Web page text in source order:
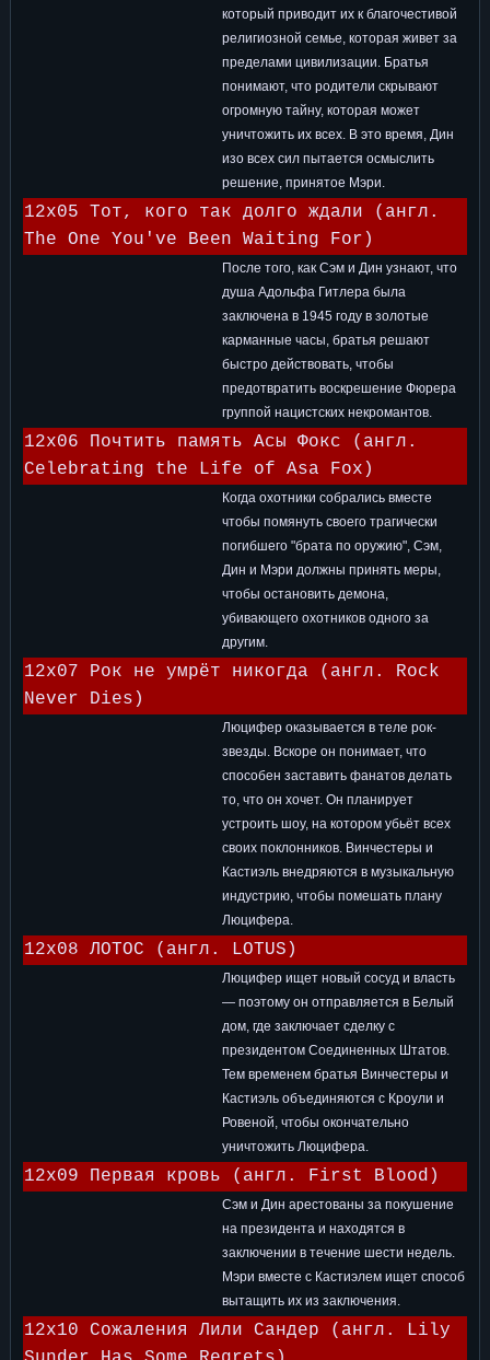
который приводит их к благочестивой
религиозной семье, которая живет за
пределами цивилизации. Братья
понимают, что родители скрывают
огромную тайну, которая может
уничтожить их всех. В это время, Дин
изо всех сил пытается осмыслить
решение, принятое Мэри.
12x05 Тот, кого так долго ждали (англ.
The One You've Been Waiting For)
После того, как Сэм и Дин узнают, что
душа Адольфа Гитлера была
заключена в 1945 году в золотые
карманные часы, братья решают
быстро действовать, чтобы
предотвратить воскрешение Фюрера
группой нацистских некромантов.
12x06 Почтить память Асы Фокс (англ.
Celebrating the Life of Asa Fox)
Когда охотники собрались вместе
чтобы помянуть своего трагически
погибшего "брата по оружию", Сэм,
Дин и Мэри должны принять меры,
чтобы остановить демона,
убивающего охотников одного за
другим.
12x07 Рок не умрёт никогда (англ. Rock
Never Dies)
Люцифер оказывается в теле рок-
звезды. Вскоре он понимает, что
способен заставить фанатов делать
то, что он хочет. Он планирует
устроить шоу, на котором убьёт всех
своих поклонников. Винчестеры и
Кастиэль внедряются в музыкальную
индустрию, чтобы помешать плану
Люцифера.
12x08 ЛОТОС (англ. LOTUS)
Люцифер ищет новый сосуд и власть
— поэтому он отправляется в Белый
дом, где заключает сделку с
президентом Соединенных Штатов.
Тем временем братья Винчестеры и
Кастиэль объединяются с Кроули и
Ровеной, чтобы окончательно
уничтожить Люцифера.
12x09 Первая кровь (англ. First Blood)
Сэм и Дин арестованы за покушение
на президента и находятся в
заключении в течение шести недель.
Мэри вместе с Кастиэлем ищет способ
вытащить их из заключения.
12x10 Сожаления Лили Сандер (англ. Lily